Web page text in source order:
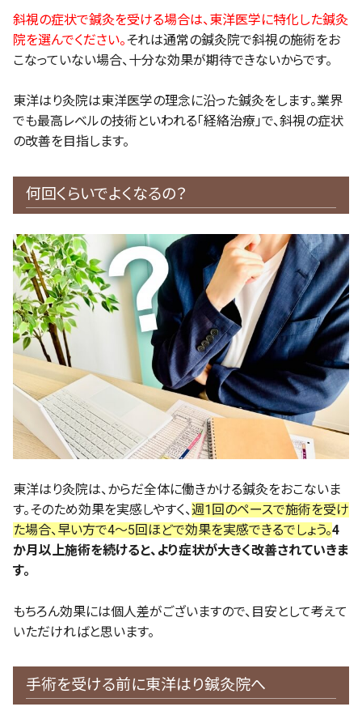
斜視の症状で鍼灸を受ける場合は、東洋医学に特化した鍼灸
院を選んでください。それは通常の鍼灸院で斜視の施術をお
こなっていない場合、十分な効果が期待できないからです。
東洋はり灸院は東洋医学の理念に沿った鍼灸をします。業界
でも最高レベルの技術といわれる「経絡治療」で、斜視の症状
の改善を目指します。
何回くらいでよくなるの？
東洋はり灸院は、からだ全体に働きかける鍼灸をおこないま
す。そのため効果を実感しやすく、週1回のペースで施術を受け
た場合、早い方で4～5回ほどで効果を実感できるでしょう。4
か月以上施術を続けると、より症状が大きく改善されていきま
す。
もちろん効果には個人差がございますので、目安として考えて
いただければと思います。
手術を受ける前に東洋はり鍼灸院へ